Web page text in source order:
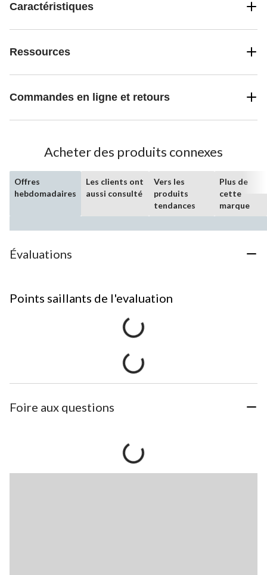
Caractéristiques
Ressources
Commandes en ligne et retours
Acheter des produits connexes
Offres
hebdomadaires
Les clients ont
aussi consulté
Vers les
produits
tendances
Plus de
cette
marque
Évaluations
Points saillants de l'evaluation
Foire aux questions